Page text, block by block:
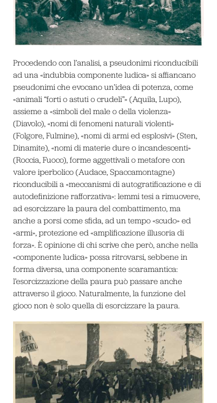
Procedendo con l’analisi, a pseudonimi riconducibili
ad una «indubbia componente ludica» si affiancano
pseudonimi che evocano un’idea di potenza, come
«animali “forti o astuti o crudeli”» (Aquila, Lupo),
assieme a «simboli del male o della violenza»
(Diavolo), «nomi di fenomeni naturali violenti»
(Folgore, Fulmine), «nomi di armi ed esplosivi» (Sten,
Dinamite), «nomi di materie dure o incandescenti»
(Roccia, Fuoco), forme aggettivali o metafore con
valore iperbolico (Audace, Spaccamontagne)
riconducibili a «meccanismi di autogratificazione e di
autodefinizione rafforzativa»: lemmi tesi a rimuovere,
ad esorcizzare la paura del combattimento, ma
anche a porsi come sfida, ad un tempo «scudo» ed
«armi», protezione ed «amplificazione illusoria di
forza». È opinione di chi scrive che però, anche nella
«componente ludica» possa ritrovarsi, sebbene in
forma diversa, una componente scaramantica:
l’esorcizzazione della paura può passare anche
attraverso il gioco. Naturalmente, la funzione del
gioco non è solo quella di esorcizzare la paura.